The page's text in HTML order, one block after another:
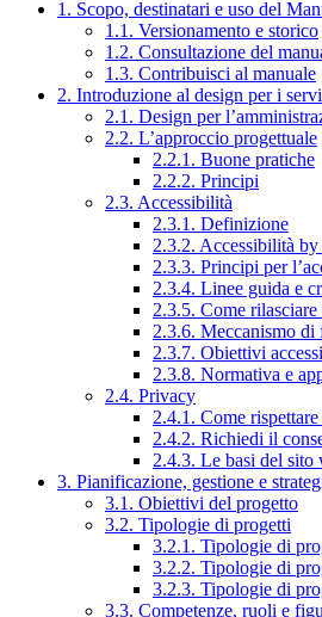
1. Scopo, destinatari e uso del
1.1. Versionamento e storico
1.2. Consultazione del
1.3. Contribuisci al manuale
2. Introduzione al design per i
2.1. Design per
2.2. L’approccio progettuale
2.2.1. Buone pratiche
2.2.2. Principi
2.3. Accessibilità
2.3.1. Definizione
2.3.2. Accessibilità by
2.3.3. Principi per
2.3.4. Linee guida e
2.3.5. Come
2.3.6. Meccanismo di
2.3.7. Obiettivi
2.3.8. Normativa e
2.4. Privacy
2.4.1. Come
2.4.2. Richiedi il
2.4.3. Le basi del
3. Pianificazione, gestione e
3.1. Obiettivi del progetto
3.2. Tipologie di progetti
3.2.1. Tipologie di
3.2.2. Tipologie di
3.2.3. Tipologie di
3.3. Competenze, ruoli e